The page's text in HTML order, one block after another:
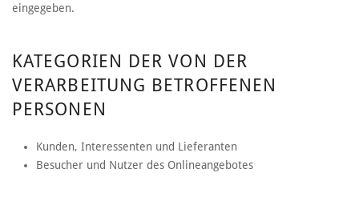
eingegeben.
KATEGORIEN DER VON DER
VERARBEITUNG BETROFFENEN
PERSONEN
Kunden, Interessenten und Lieferanten
Besucher und Nutzer des Onlineangebotes